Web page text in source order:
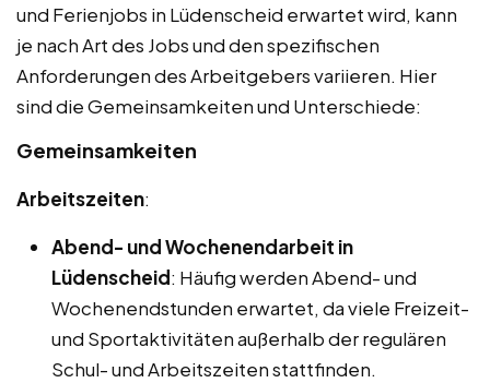
und Ferienjobs in Lüdenscheid erwartet wird, kann
je nach Art des Jobs und den spezifischen
Anforderungen des Arbeitgebers variieren. Hier
sind die Gemeinsamkeiten und Unterschiede:
Gemeinsamkeiten
Arbeitszeiten:
Abend- und Wochenendarbeit in
Lüdenscheid: Häufig werden Abend- und
Wochenendstunden erwartet, da viele Freizeit-
und Sportaktivitäten außerhalb der regulären
Schul- und Arbeitszeiten stattfinden.